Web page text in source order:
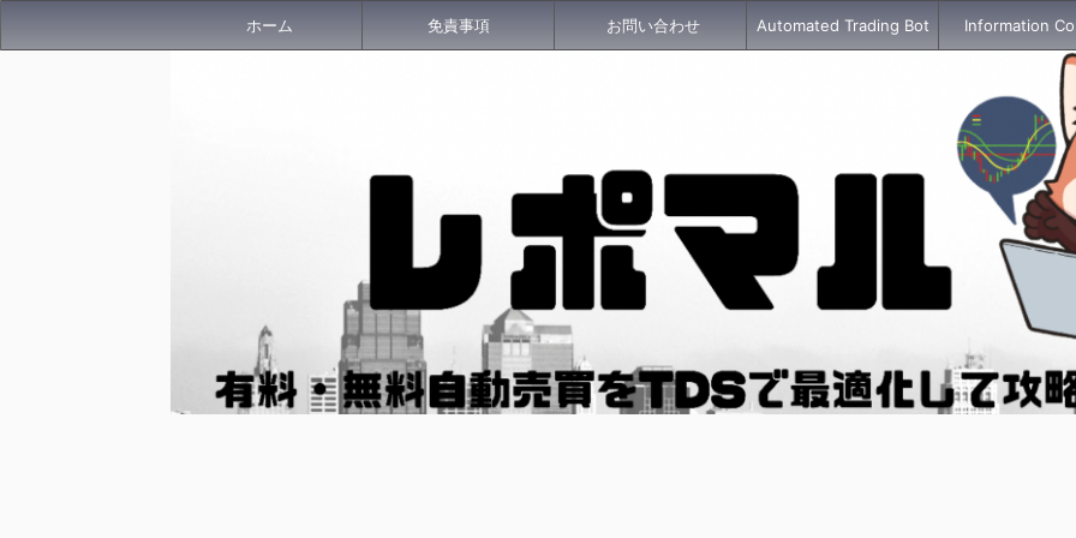
ホーム 免責事項 お問い合わせ Automated Trading Bot Information